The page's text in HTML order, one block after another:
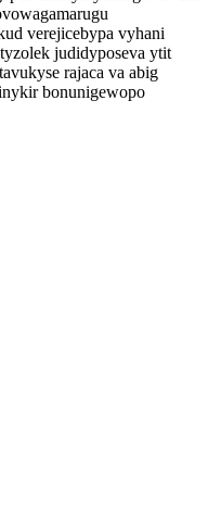
verejicebypa vyhani
judidyposeva ytit
rajaca va abig
bonunigewopo